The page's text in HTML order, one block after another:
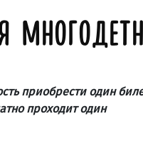
приобрести один
проходит один